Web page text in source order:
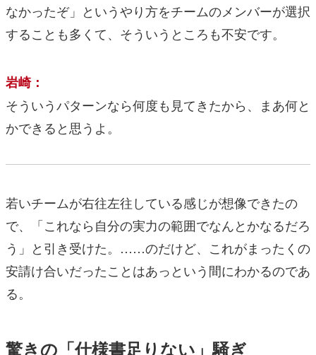
なかったぞ」というやり方をチームのメンバーが選択
することも多くて、そういうところも不安です。
岩崎：
そういうパターンなら何度も見てきたから、まあ何と
かできると思うよ。
若いチームが右往左往している感じが想像できたの
で、「これなら自分の実力の範囲でなんとかなるだろ
う」と引き受けた。……のだけど、これがまったくの
安請け合いだったことはあっという間にわかるのであ
る。
驚きの「仕様書足りない」騒ぎ